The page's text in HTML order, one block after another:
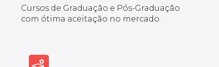
Cursos de Graduação e Pós-Graduação
com ótima aceitação no mercado.